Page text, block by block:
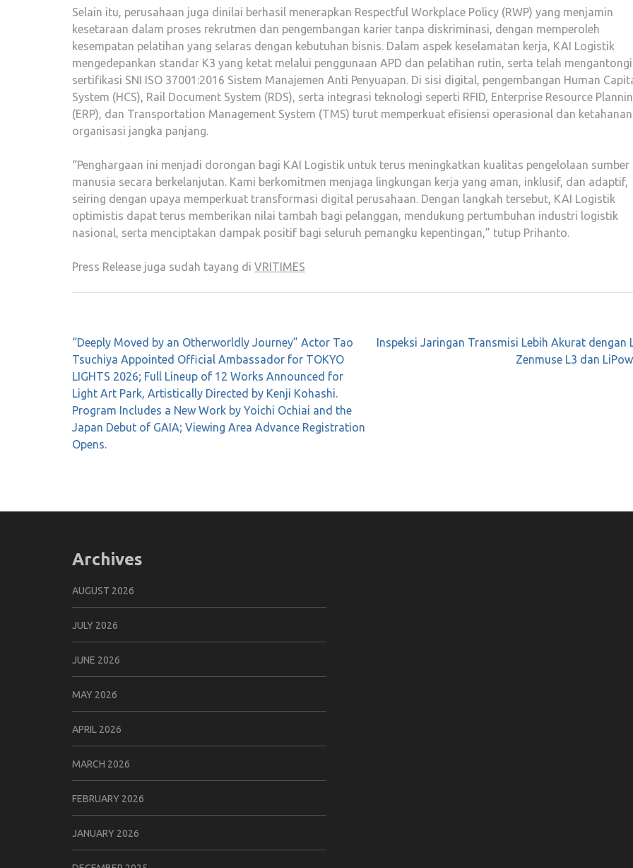
Selain itu, perusahaan juga dinilai berhasil menerapkan Respectful Workplace Policy (RWP) yang menjamin
kesetaraan dalam proses rekrutmen dan pengembangan karier tanpa diskriminasi, dengan memperoleh
kesempatan pelatihan yang selaras dengan kebutuhan bisnis. Dalam aspek keselamatan kerja, KAI Logistik
mengedepankan standar K3 yang ketat melalui penggunaan APD dan pelatihan rutin, serta telah mengantongi
sertifikasi SNI ISO 37001:2016 Sistem Manajemen Anti Penyuapan. Di sisi digital, pengembangan Human
System (HCS), Rail Document System (RDS), serta integrasi teknologi seperti RFID, Enterprise Resource
(ERP), dan Transportation Management System (TMS) turut memperkuat efisiensi operasional dan ketahanan
organisasi jangka panjang.
“Penghargaan ini menjadi dorongan bagi KAI Logistik untuk terus meningkatkan kualitas pengelolaan sumber
manusia secara berkelanjutan. Kami berkomitmen menjaga lingkungan kerja yang aman, inklusif, dan adaptif,
seiring dengan upaya memperkuat transformasi digital perusahaan. Dengan langkah tersebut, KAI Logistik
optimistis dapat terus memberikan nilai tambah bagi pelanggan, mendukung pertumbuhan industri logistik
nasional, serta menciptakan dampak positif bagi seluruh pemangku kepentingan,” tutup Prihanto.
Press Release juga sudah tayang di VRITIMES
Post
navigation
“Deeply Moved by an Otherworldly Journey” Actor Tao
Tsuchiya Appointed Official Ambassador for TOKYO
LIGHTS 2026; Full Lineup of 12 Works Announced for
Light Art Park, Artistically Directed by Kenji Kohashi.
Program Includes a New Work by Yoichi Ochiai and the
Japan Debut of GAIA; Viewing Area Advance Registration
Opens.
Inspeksi Jaringan Transmisi Lebih Akurat dengan
Zenmuse L3 dan
Archives
AUGUST 2026
JULY 2026
JUNE 2026
MAY 2026
APRIL 2026
MARCH 2026
FEBRUARY 2026
JANUARY 2026